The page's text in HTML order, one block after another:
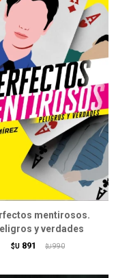
mentirosos.
y verdades
$U 891 $U 990